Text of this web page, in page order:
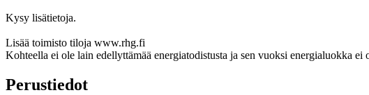
Kysy lisätietoja.
Lisää toimisto tiloja www.rhg.fi
Kohteella ei ole lain edellyttämää energiatodistusta ja sen vuoksi energialuokka ei
Perustiedot